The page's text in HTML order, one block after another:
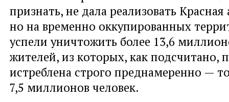
признать, не дала реализовать
но на временно оккупированных
успели уничтожить более 13,6
жителей, из которых, как подсчитано,
истреблена строго преднамеренно —
7,5 миллионов человек.